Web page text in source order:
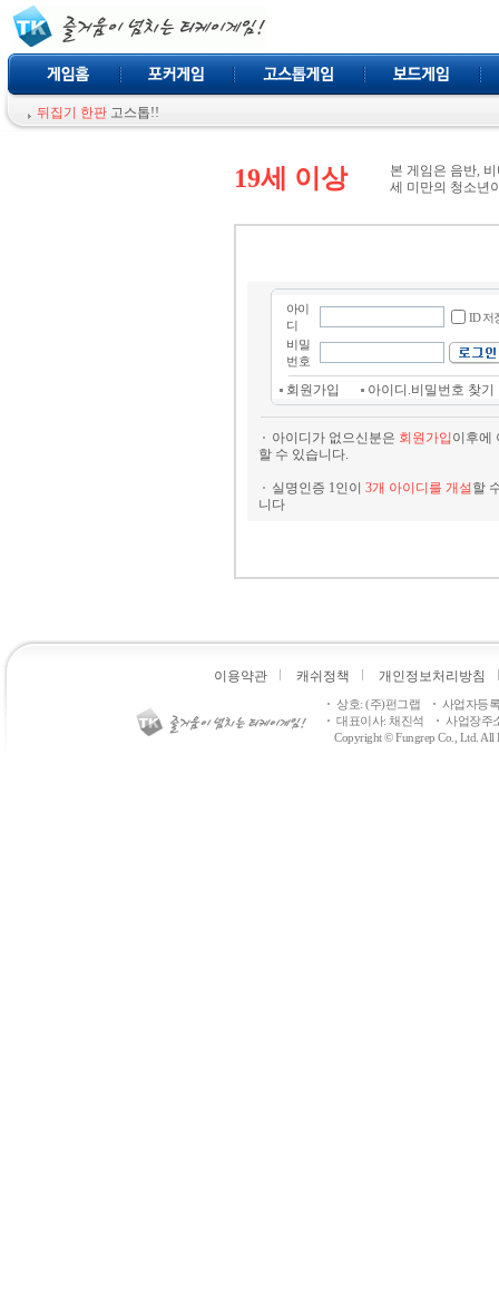
뒤집기 한판 고스톱!!
19세 이상
본 게임은 음반,
세 미만의 청소년
아이
디
ID 저
비밀
번호
회원가입 아이디.비밀번호 찾기
아이디가 없으신분은 회원가입 이후에
할 수 있습니다.
실명인증 1인이 3개 아이디를 개설 할
니다
이용약관 캐쉬정책 개인정보처리방침
상호: (주)펀그랩
사업자등
대표이사: 채진석
사업장주
Copyright © Fungrep Co., Ltd. All